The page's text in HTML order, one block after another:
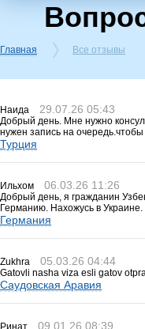
Главная Все отзывы
Наида 29.07.26 05:43
Добрый день. Мне нужно
нужен запись на
Турция
Ильхом 06.03.26 11:26
Добрый день, я гражданин
Германию. Нахожусь в Украине.
Германия
Zukhra 05.03.26 04:44
Gatovli nasha viza esli gatov
Саудовская Аравия
09.01.26 08:39